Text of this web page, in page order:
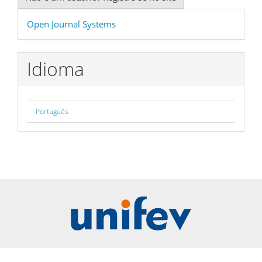
Desenvolvido
por
Open Journal Systems
Idioma
Português